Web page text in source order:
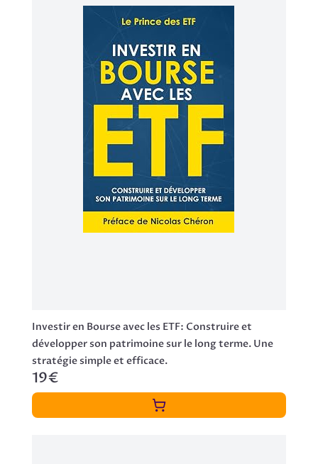
Investir en Bourse avec les ETF: Construire et
développer son patrimoine sur le long terme. Une
stratégie simple et efficace.
19€